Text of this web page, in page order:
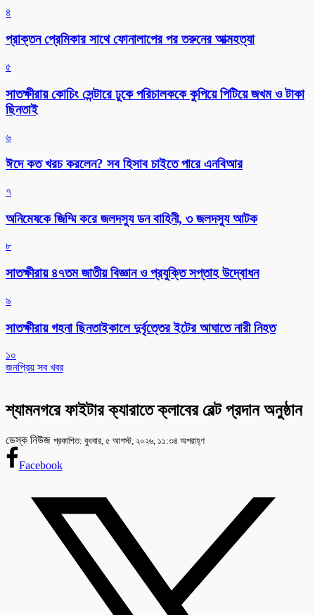
৪
প্রাক্তন প্রেমিকার সাথে ফোনালাপের পর তরুনের আত্মহত্যা
৫
সাতক্ষীরায় কোচিং সেন্টারে ঢুকে পরিচালককে কুপিয়ে পিটিয়ে জখম ও টাকা
ছিনতাই
৬
ঈদে কত খরচ করলেন? সব হিসাব চাইতে পারে এনবিআর
৭
অনিমেষকে জিম্মি করে জলদস্যু ডন বাহিনী, ৩ জলদস্যু আটক
৮
সাতক্ষীরায় ৪৭তম জাতীয় বিজ্ঞান ও প্রযুক্তি সপ্তাহ উদ্বোধন
৯
সাতক্ষীরায় গহনা ছিনতাইকালে দুর্বৃত্তের ইটের আঘাতে নারী নিহত
১০
জনপ্রিয় সব খবর
শ্যামনগরে ফাইটার ক্যারাতে ক্লাবের বেল্ট প্রদান অনুষ্ঠান
ডেস্ক নিউজ প্রকাশিত: বুধবার, ৫ আগস্ট, ২০২৬, ১১:৩৪ অপরাহ্ণ
Facebook